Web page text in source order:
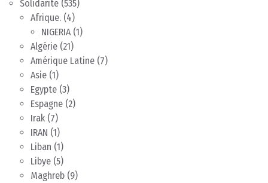
Solidarité (535)
Afrique. (4)
NIGERIA(1)
Algérie (21)
Amérique Latine (7)
Asie (1)
Egypte (3)
Espagne (2)
Irak (7)
IRAN (1)
Liban (1)
Libye (5)
Maghreb (9)